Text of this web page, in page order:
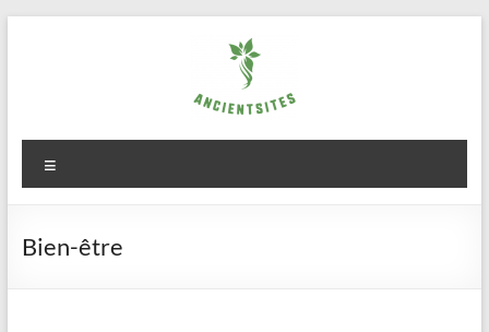
ancientsites.eu
Bien-être